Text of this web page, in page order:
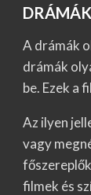
A drámák
drámák
be. Ezek a
Az ilyen
vagy
filmek és